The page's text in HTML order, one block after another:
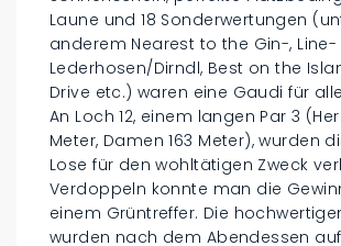
Laune und 18 Sonderwertungen
anderem Nearest to the Gin-,
Lederhosen/Dirndl, Best on the
Drive etc.) waren eine Gaudi für
An Loch 12, einem langen Par 3
Meter, Damen 163 Meter), wurden
Lose für den wohltätigen Zweck
Verdoppeln konnte man die
einem Grüntreffer. Die
wurden nach dem Abendessen